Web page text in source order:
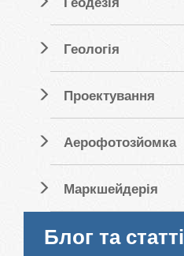
Геологія
Проектування
Аерофотозйомка
Маркшейдерія
Блог та статті